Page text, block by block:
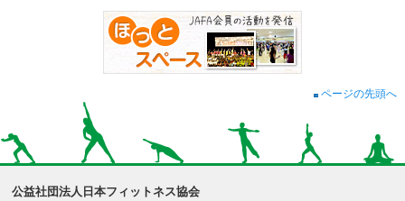
ページの先頭へ
公益社団法人日本フィットネス協会